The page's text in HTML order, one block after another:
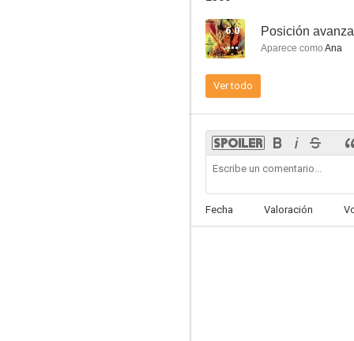
6.0 Posición
Aparece como Ana
Ver todo
Fecha Valoración